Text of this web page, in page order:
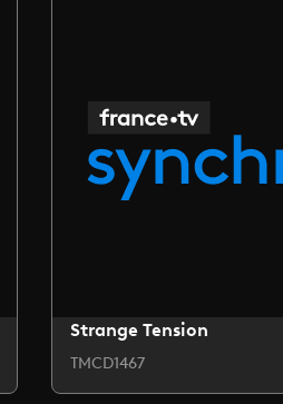
Strange Tension
TMCD1467